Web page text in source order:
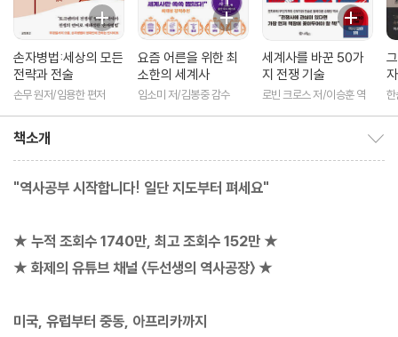
손자병법:세상의 모든
전략과 전술
손무 원저/임용한 편저
요즘 어른을 위한 최
소한의 세계사
임소미 저/김봉중 감수
세계사를 바꾼 50가
지 전쟁 기술
로빈 크로스 저/이승훈 역 한
책소개
"역사공부 시작합니다! 일단 지도부터 펴세요"
★ 누적 조회수 1740만, 최고 조회수 152만 ★
★ 화제의 유튜브 채널 〈두선생의 역사공장〉 ★
미국, 유럽부터 중동, 아프리카까지